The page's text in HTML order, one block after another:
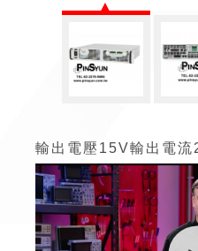
輸出電壓15V輸出電流